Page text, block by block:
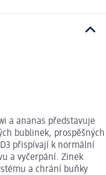
a ananas představuje
bublinek, prospěšných
přispívají k normální
a vyčerpání. Zinek
a chrání buňky